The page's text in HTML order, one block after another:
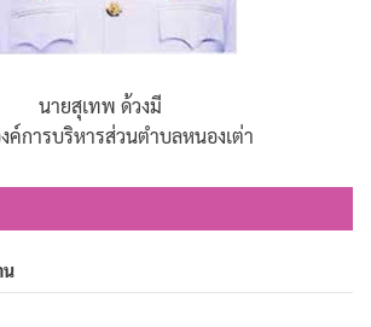
นายสุเทพ ด้วงมี
ค์การบริหารส่วนตำบลหนองเต่า
น